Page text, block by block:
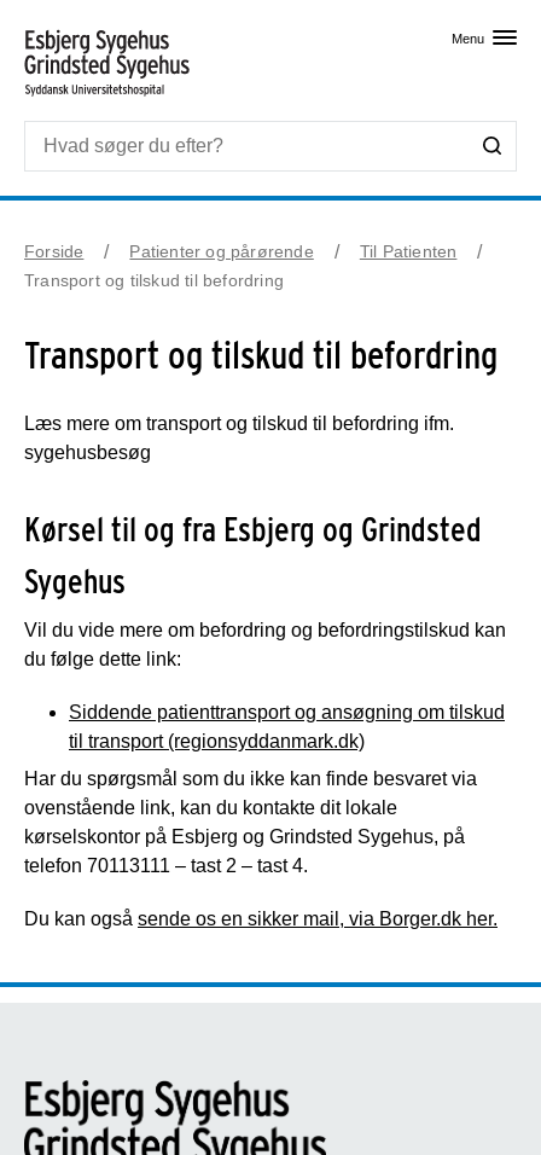
Menu
Forside Patienter og pårørende
Til Patienten
Transport og tilskud til befordring
Transport og tilskud til befordring
Læs mere om transport og tilskud til befordring ifm.
sygehusbesøg
Kørsel til og fra Esbjerg og Grindsted
Sygehus
Vil du vide mere om befordring og befordringstilskud kan
du følge dette link:
Siddende patienttransport og ansøgning om tilskud
til transport (regionsyddanmark.dk)
Har du spørgsmål som du ikke kan finde besvaret via
ovenstående link, kan du kontakte dit lokale
kørselskontor på Esbjerg og Grindsted Sygehus, på
telefon 70113111 – tast 2 – tast 4.
Du kan også sende os en sikker mail, via Borger.dk her.